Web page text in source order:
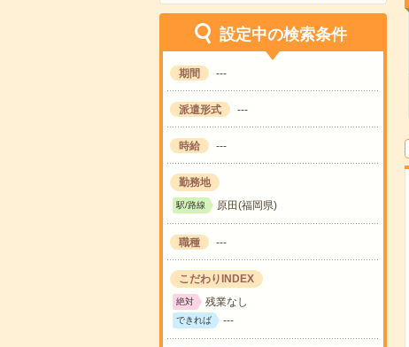
設定中の検索条件
期間 ---
派遣形式 ---
時給 ---
勤務地
駅/路線 原田(福岡県)
職種 ---
こだわりINDEX
絶対 残業なし
できれば ---